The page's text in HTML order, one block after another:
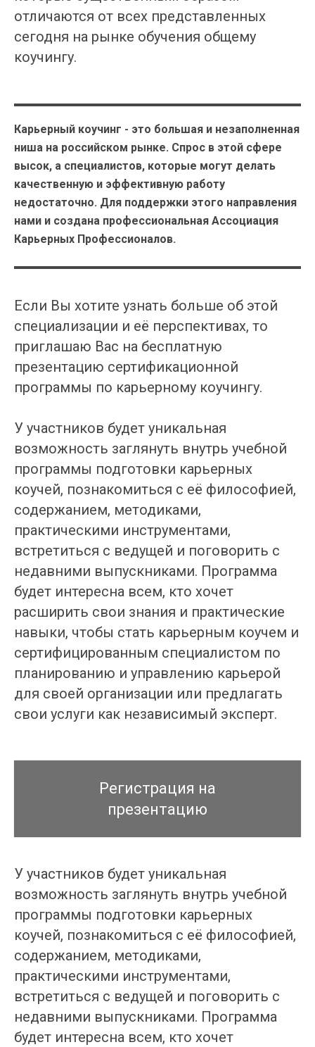
отличаются от всех представленных
сегодня на рынке обучения общему
коучингу.
Карьерный коучинг - это большая и незаполненная
ниша на российском рынке. Спрос в этой сфере
высок, а специалистов, которые могут делать
качественную и эффективную работу
недостаточно. Для поддержки этого направления
нами и создана профессиональная Ассоциация
Карьерных Профессионалов.
Если Вы хотите узнать больше об этой
специализации и её перспективах, то
приглашаю Вас на бесплатную
презентацию сертификационной
программы по карьерному коучингу.
У участников будет уникальная
возможность заглянуть внутрь учебной
программы подготовки карьерных
коучей, познакомиться с её философией,
содержанием, методиками,
практическими инструментами,
встретиться с ведущей и поговорить с
недавними выпускниками. Программа
будет интересна всем, кто хочет
расширить свои знания и практические
навыки, чтобы стать карьерным коучем и
сертифицированным специалистом по
планированию и управлению карьерой
для своей организации или предлагать
свои услуги как независимый эксперт.
Регистрация на
презентацию
У участников будет уникальная
возможность заглянуть внутрь учебной
программы подготовки карьерных
коучей, познакомиться с её философией,
содержанием, методиками,
практическими инструментами,
встретиться с ведущей и поговорить с
недавними выпускниками. Программа
будет интересна всем, кто хочет